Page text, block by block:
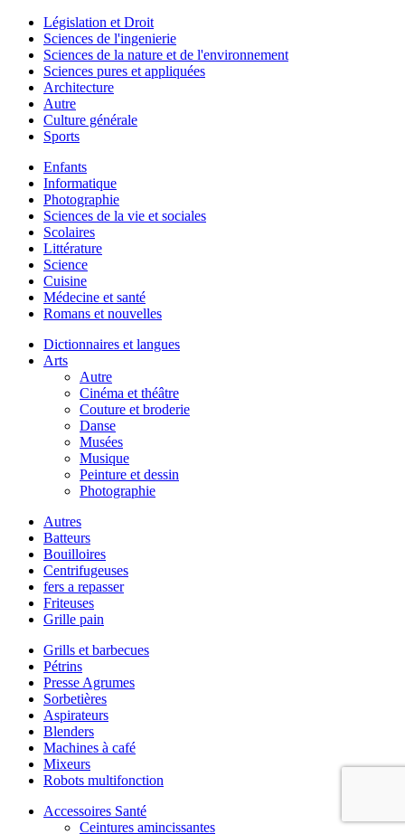
Législation et Droit
Sciences de l'ingenierie
Sciences de la nature et de l'environnement
Sciences pures et appliquées
Architecture
Autre
Culture générale
Sports
Enfants
Informatique
Photographie
Sciences de la vie et sociales
Scolaires
Littérature
Science
Cuisine
Médecine et santé
Romans et nouvelles
Dictionnaires et langues
Arts
Autre
Cinéma et théâtre
Couture et broderie
Danse
Musées
Musique
Peinture et dessin
Photographie
Autres
Batteurs
Bouilloires
Centrifugeuses
fers a repasser
Friteuses
Grille pain
Grills et barbecues
Pétrins
Presse Agrumes
Sorbetières
Aspirateurs
Blenders
Machines à café
Mixeurs
Robots multifonction
Accessoires Santé
Ceintures amincissantes